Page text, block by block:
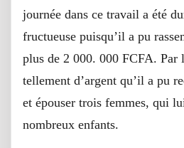
journée dans ce travail a été
fructueuse puisqu’il a pu
plus de 2 000. 000 FCFA. Par
tellement d’argent qu’il a pu
et épouser trois femmes, qui
nombreux enfants.